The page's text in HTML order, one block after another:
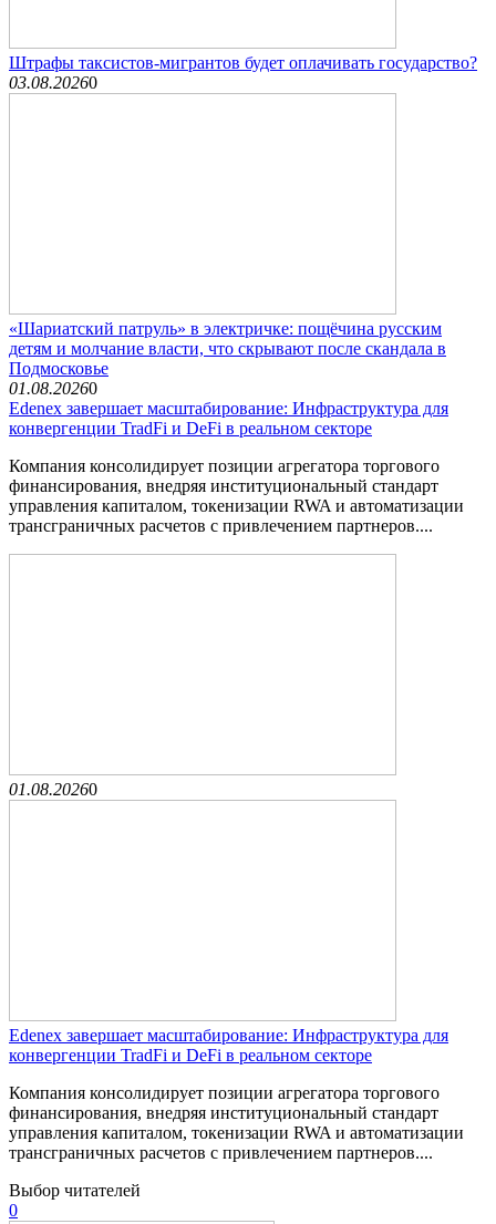
Штрафы таксистов-мигрантов будет оплачивать государство?
03.08.20260
«Шариатский патруль» в электричке: пощёчина русским
детям и молчание власти, что скрывают после скандала в
Подмосковье
01.08.20260
Edenex завершает масштабирование: Инфраструктура для
конвергенции TradFi и DeFi в реальном секторе
Компания консолидирует позиции агрегатора торгового
финансирования, внедряя институциональный стандарт
управления капиталом, токенизации RWA и автоматизации
трансграничных расчетов с привлечением партнеров....
01.08.20260
Edenex завершает масштабирование: Инфраструктура для
конвергенции TradFi и DeFi в реальном секторе
Компания консолидирует позиции агрегатора торгового
финансирования, внедряя институциональный стандарт
управления капиталом, токенизации RWA и автоматизации
трансграничных расчетов с привлечением партнеров....
Выбор читателей
0